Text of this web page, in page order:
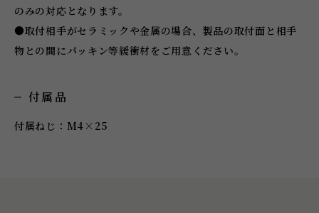
のみの対応となります。
●取付相手がセラミックや金属の場合、製品の取付面と相手
物との間にパッキン等緩衝材をご用意ください。
付属品
付属ねじ：M4×25